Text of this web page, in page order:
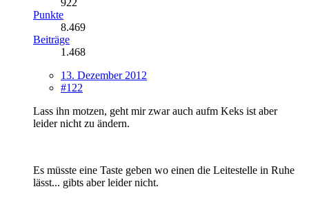
Punkte
8.469
Beiträge
1.468
13. Dezember 2012
#122
Lass ihn motzen, geht mir zwar auch aufm Keks ist aber
leider nicht zu ändern.
Es müsste eine Taste geben wo einen die Leitestelle in Ruhe
lässt... gibts aber leider nicht.